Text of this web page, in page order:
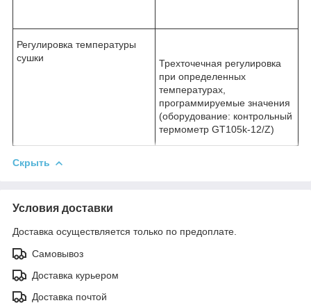
Регулировка температуры
сушки
Трехточечная регулировка
при определенных
температурах,
программируемые значения
(оборудование: контрольный
термометр GT105k-12/Z)
Скрыть
Условия доставки
Доставка осуществляется только по предоплате.
Самовывоз
Доставка курьером
Доставка почтой